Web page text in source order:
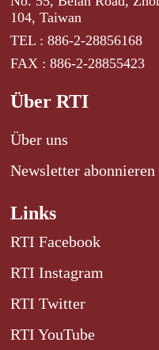
104, Taiwan
TEL : 886-2-28856168
FAX : 886-2-28855423
Über RTI
Über uns
Newsletter abonnieren
Links
RTI Facebook
RTI Instagram
RTI Twitter
RTI YouTube